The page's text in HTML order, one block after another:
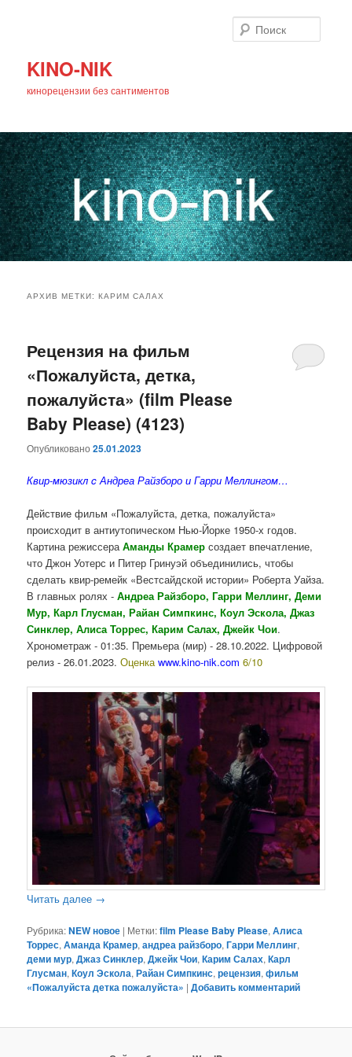
KINO-NIK
кинорецензии без сантиментов
основному
содержимому
дополнительному
содержимому
АРХИВ МЕТКИ:КАРИМ САЛАХ
Рецензия на фильм
«Пожалуйста, детка,
пожалуйста» (film Please
Baby Please) (4123)
Опубликовано25.01.2023
Квир-мюзикл c Андреа Райзборо и Гарри Меллингом…
Действие фильм «Пожалуйста, детка, пожалуйста»
происходит в антиутопическом Нью-Йорке 1950-х годов.
Картина режиссераАманды Крамер создает впечатление,
что Джон Уотерс и Питер Гринуэй объединились, чтобы
сделать квир-ремейк «Вестсайдской истории» Роберта Уайза.
В главных ролях -Андреа Райзборо, Гарри Меллинг, Деми
Мур, Карл Глусман, Райан Симпкинс, Коул Эскола, Джаз
Синклер, Алиса Торрес, Карим Салах, Джейк Чои.
Хронометраж - 01:35. Премьера (мир) - 28.10.2022. Цифровой
релиз - 26.01.2023.Оценкаwww.kino-nik.com 6/10
Читать далее →
Рубрика:NEW новое | Метки:film Please Baby Please,Алиса
Торрес,Аманда Крамер,андреа райзборо,Гарри Меллинг,
деми мур,Джаз Синклер,Джейк Чои,Карим Салах,Карл
Глусман,Коул Эскола,Райан Симпкинс,рецензия,фильм
«Пожалуйста детка пожалуйста» |Добавить комментарий